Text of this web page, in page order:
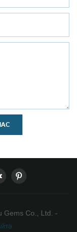
Gems Co., Ltd. -